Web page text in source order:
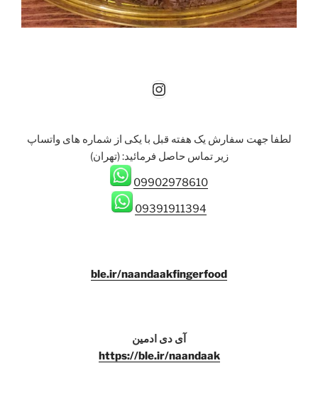
Instagram
لطفا جهت سفارش یک هفته قبل با یکی از شماره های واتساپ
زیر تماس حاصل فرمائيد: (تهران)
09902978610
09391911394
ble.ir/naandaakfingerfood
آی دی ادمین
https://ble.ir/naandaak